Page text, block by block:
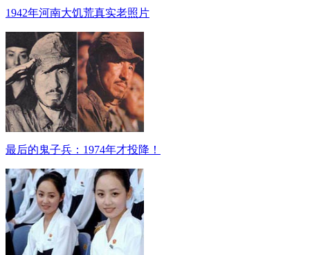
1942年河南大饥荒真实老照片
最后的鬼子兵：1974年才投降！